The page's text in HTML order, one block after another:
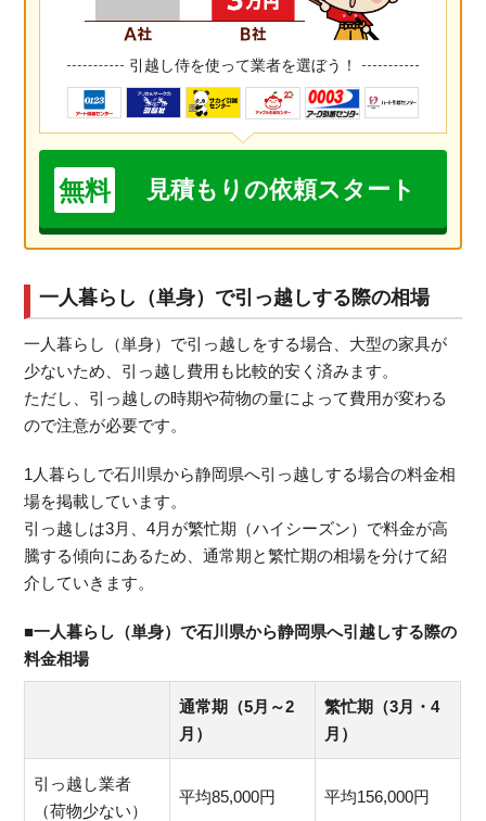
引越し侍を使って業者を選ぼう！
無料 見積もりの依頼スタート
一人暮らし（単身）で引っ越しする際の相場
一人暮らし（単身）で引っ越しをする場合、大型の家具が
少ないため、引っ越し費用も比較的安く済みます。
ただし、引っ越しの時期や荷物の量によって費用が変わる
ので注意が必要です。
1人暮らしで石川県から静岡県へ引っ越しする場合の料金相
場を掲載しています。
引っ越しは3月、4月が繁忙期（ハイシーズン）で料金が高
騰する傾向にあるため、通常期と繁忙期の相場を分けて紹
介していきます。
■一人暮らし（単身）で石川県から静岡県へ引越しする際の
料金相場
通常期（5月～2
月）
繁忙期（3月・4
月）
引っ越し業者
（荷物少ない）
平均85,000円 平均156,000円